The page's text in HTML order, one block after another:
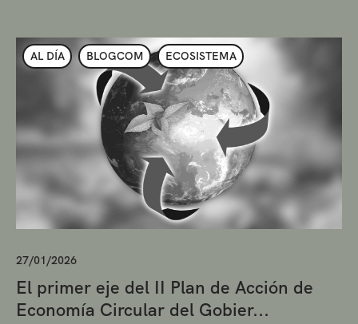
AL DÍA BLOGCOM ECOSISTEMA
27/01/2026
El primer eje del II Plan de Acción de
Economía Circular del Gobier...